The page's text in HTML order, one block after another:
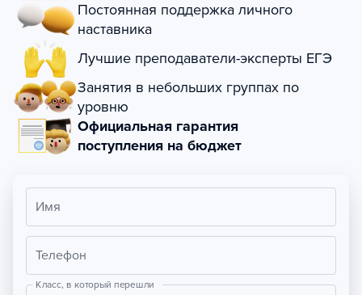
Постоянная поддержка личного
наставника
Лучшие преподаватели-эксперты ЕГЭ
Занятия в небольших группах по
уровню
Официальная гарантия
поступления на бюджет
Имя
Телефон
Класс, в который перешли